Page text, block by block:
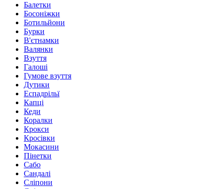
Балетки
Босоніжки
Ботильйони
Бурки
В'єтнамки
Валянки
Взуття
Галоші
Гумове взуття
Дутики
Еспадрільї
Капці
Кеди
Коралки
Крокси
Кросівки
Мокасини
Пінетки
Сабо
Сандалі
Сліпони